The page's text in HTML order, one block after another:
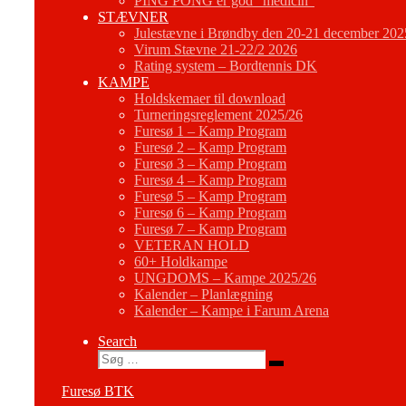
STÆVNER
Julestævne i Brøndby den 20-21 december
Virum Stævne 21-22/2 2026
Rating system – Bordtennis DK
KAMPE
Holdskemaer til download
Turneringsreglement 2025/26
Furesø 1 – Kamp Program
Furesø 2 – Kamp Program
Furesø 3 – Kamp Program
Furesø 4 – Kamp Program
Furesø 5 – Kamp Program
Furesø 6 – Kamp Program
Furesø 7 – Kamp Program
VETERAN HOLD
60+ Holdkampe
UNGDOMS – Kampe 2025/26
Kalender – Planlægning
Kalender – Kampe i Farum Arena
Search
Søg
Søg
Furesø BTK